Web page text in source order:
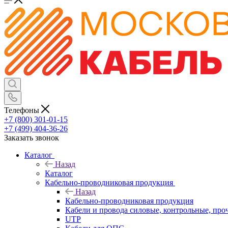
Телефоны
+7 (800) 301-01-15
+7 (499) 404-36-26
Заказать звонок
Каталог
Назад
Каталог
Кабельно-проводниковая продукция
Назад
Кабельно-проводниковая продукция
Кабели и провода силовые, контрольные,
UTP